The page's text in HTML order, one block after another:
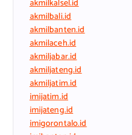
akmilkalsel.id
akmilbali.id
akmilbanten.id
akmilaceh.id
akmiljabar.id
akmiljateng.id
akmiljatim.id
imijatim.id
imijateng.id
imigorontalo.id